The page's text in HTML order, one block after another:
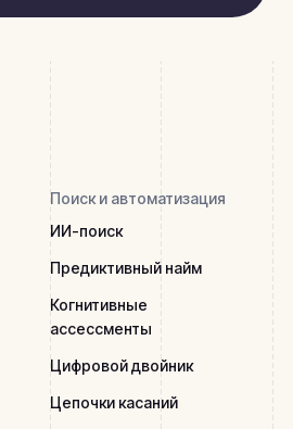
Поиск и автоматизация
ИИ-поиск
Предиктивный найм
Когнитивные
ассессменты
Цифровой двойник
Цепочки касаний